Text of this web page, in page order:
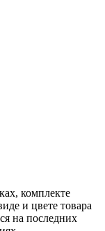
комплекте
и цвете товара
на последних